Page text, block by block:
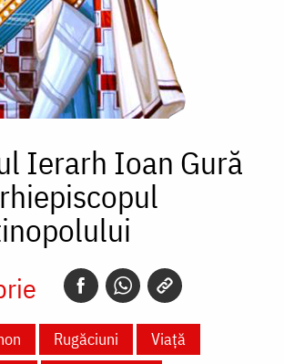
Ierarh Ioan Gură
Rugăciuni
Viață